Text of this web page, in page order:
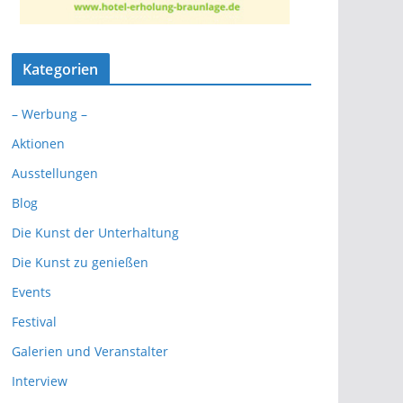
Kategorien
– Werbung –
Aktionen
Ausstellungen
Blog
Die Kunst der Unterhaltung
Die Kunst zu genießen
Events
Festival
Galerien und Veranstalter
Interview